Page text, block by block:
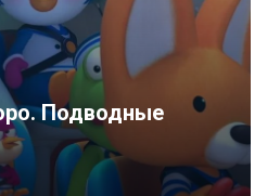
Подводные